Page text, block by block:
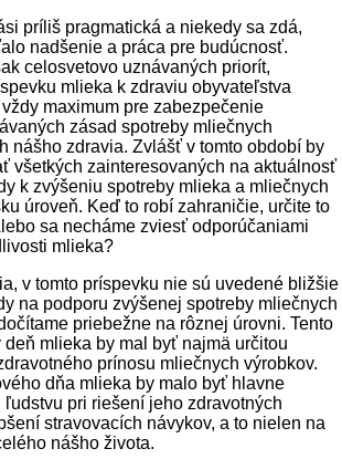
príliš pragmatická a niekedy sa zdá,
nadšenie a práca pre budúcnosť.
celosvetovo uznávaných priorít,
mlieka k zdraviu obyvateľstva
maximum pre zabezpečenie
zásad spotreby mliečnych
nášho zdravia. Zvlášť v tomto období by
všetkých zainteresovaných na aktuálnosť
k zvýšeniu spotreby mlieka a mliečnych
úroveň. Keď to robí zahraničie, určite to
sa necháme zviesť odporúčaniami
mlieka?
v tomto príspevku nie sú uvedené bližšie
na podporu zvýšenej spotreby mliečnych
priebežne na rôznej úrovni. Tento
mlieka by mal byť najmä určitou
prínosu mliečnych výrobkov.
dňa mlieka by malo byť hlavne
pri riešení jeho zdravotných
stravovacích návykov, a to nielen na
nášho života.